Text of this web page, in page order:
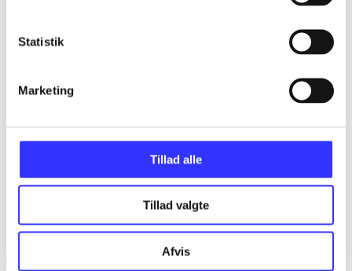
Statistik
Marketing
Tillad alle
Tillad valgte
Afvis
Artikler